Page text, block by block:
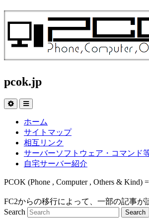
pcok.jp
ホーム
サイトマップ
相互リンク
サーバーソフトウェア・コマンド
自宅サーバー紹介
PCOK (Phone , Computer , Others &
FC2からの移行によって、一部の記事が
Search